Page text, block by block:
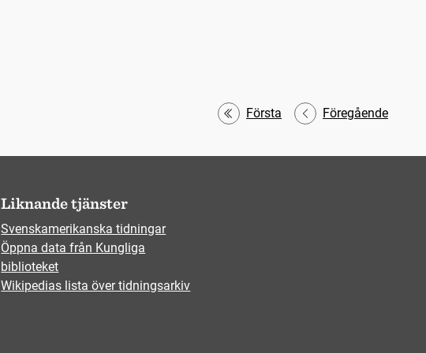
Första Föregående
Liknande tjänster
Svenskamerikanska tidningar
Öppna data från Kungliga
biblioteket
Wikipedias lista över tidningsarkiv